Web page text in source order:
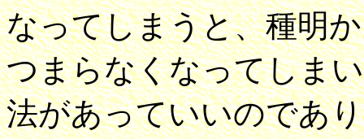
なってしまうと、種明
つまらなくなってしま
法があっていいのであ